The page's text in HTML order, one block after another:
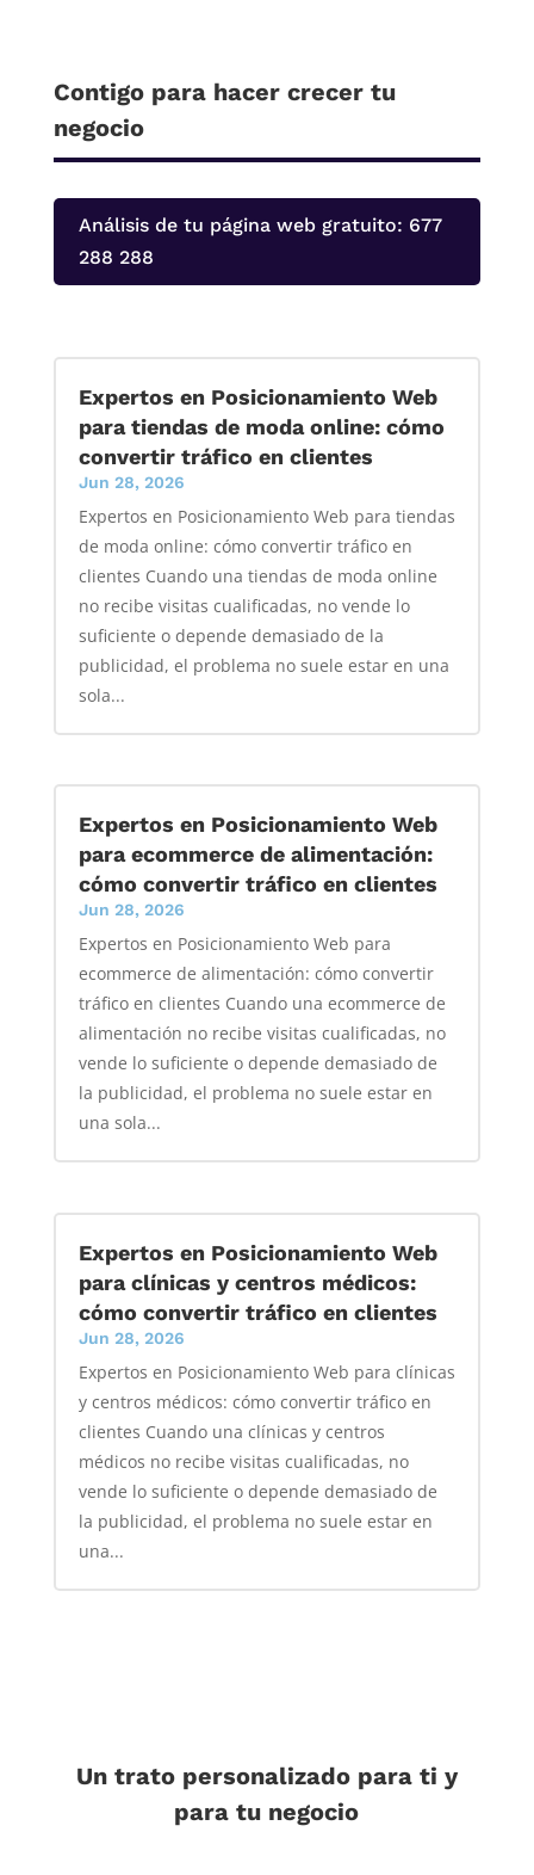
Contigo para hacer crecer tu
negocio
Análisis de tu página web gratuito: 677
288 288
Expertos en Posicionamiento Web
para tiendas de moda online: cómo
convertir tráfico en clientes
Jun 28, 2026
Expertos en Posicionamiento Web para tiendas
de moda online: cómo convertir tráfico en
clientes Cuando una tiendas de moda online
no recibe visitas cualificadas, no vende lo
suficiente o depende demasiado de la
publicidad, el problema no suele estar en una
sola...
Expertos en Posicionamiento Web
para ecommerce de alimentación:
cómo convertir tráfico en clientes
Jun 28, 2026
Expertos en Posicionamiento Web para
ecommerce de alimentación: cómo convertir
tráfico en clientes Cuando una ecommerce de
alimentación no recibe visitas cualificadas, no
vende lo suficiente o depende demasiado de
la publicidad, el problema no suele estar en
una sola...
Expertos en Posicionamiento Web
para clínicas y centros médicos:
cómo convertir tráfico en clientes
Jun 28, 2026
Expertos en Posicionamiento Web para clínicas
y centros médicos: cómo convertir tráfico en
clientes Cuando una clínicas y centros
médicos no recibe visitas cualificadas, no
vende lo suficiente o depende demasiado de
la publicidad, el problema no suele estar en
una...
Un trato personalizado para ti y
para tu negocio